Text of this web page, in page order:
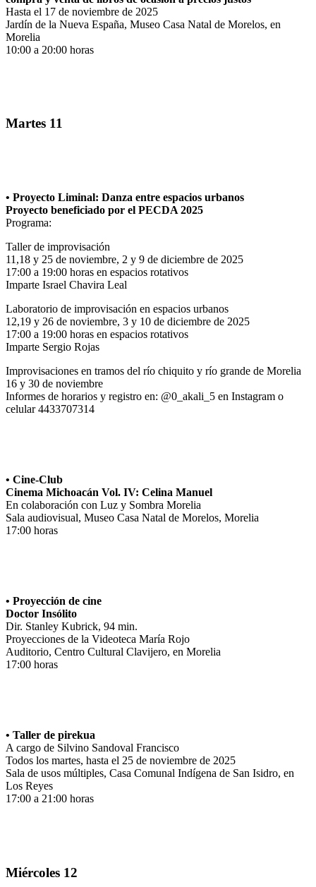
Hasta el 17 de noviembre de 2025
Jardín de la Nueva España, Museo Casa Natal de Morelos, en
Morelia
10:00 a 20:00 horas
Martes 11
• Proyecto Liminal: Danza entre espacios urbanos
Proyecto beneficiado por el PECDA 2025
Programa:
Taller de improvisación
11,18 y 25 de noviembre, 2 y 9 de diciembre de 2025
17:00 a 19:00 horas en espacios rotativos
Imparte Israel Chavira Leal
Laboratorio de improvisación en espacios urbanos
12,19 y 26 de noviembre, 3 y 10 de diciembre de 2025
17:00 a 19:00 horas en espacios rotativos
Imparte Sergio Rojas
Improvisaciones en tramos del río chiquito y río grande de Morelia
16 y 30 de noviembre
Informes de horarios y registro en: @0_akali_5 en Instagram o
celular 4433707314
• Cine-Club
Cinema Michoacán Vol. IV: Celina Manuel
En colaboración con Luz y Sombra Morelia
Sala audiovisual, Museo Casa Natal de Morelos, Morelia
17:00 horas
• Proyección de cine
Doctor Insólito
Dir. Stanley Kubrick, 94 min.
Proyecciones de la Videoteca María Rojo
Auditorio, Centro Cultural Clavijero, en Morelia
17:00 horas
• Taller de pirekua
A cargo de Silvino Sandoval Francisco
Todos los martes, hasta el 25 de noviembre de 2025
Sala de usos múltiples, Casa Comunal Indígena de San Isidro, en
Los Reyes
17:00 a 21:00 horas
Miércoles 12